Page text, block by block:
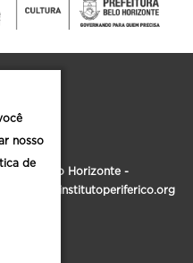
- Belo Horizonte -
institutoperiferico.org
nosso
de